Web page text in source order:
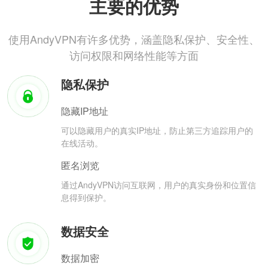
主要的优势
使用AndyVPN有许多优势，涵盖隐私保护、安全性、
访问权限和网络性能等方面
隐私保护
隐藏IP地址
可以隐藏用户的真实IP地址，防止第三方追踪用户的
在线活动。
匿名浏览
通过AndyVPN访问互联网，用户的真实身份和位置信
息得到保护。
数据安全
数据加密